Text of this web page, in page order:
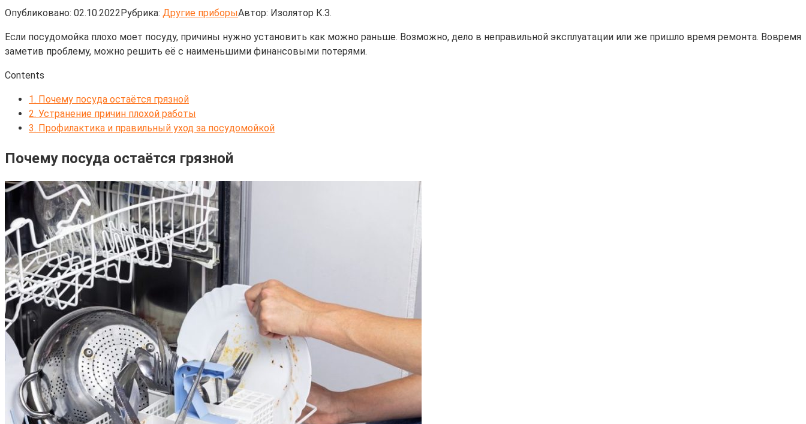
Опубликовано: 02.10.2022Рубрика: Другие приборыАвтор: Изолятор К.З.
Если посудомойка плохо моет посуду, причины нужно установить как можно раньше. Возможно, дело в неправильной эксплуатации или же пришло время ремонта. Вовремя
заметив проблему, можно решить её с наименьшими финансовыми потерями.
Contents
1. Почему посуда остаётся грязной
2. Устранение причин плохой работы
3. Профилактика и правильный уход за посудомойкой
Почему посуда остаётся грязной